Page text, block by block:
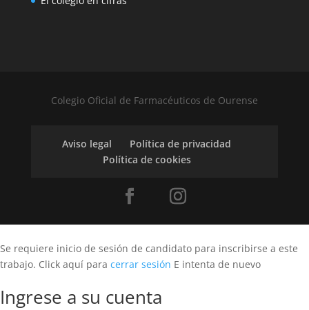
Colegio Oficial de Farmacéuticos de Ourense
Aviso legal
Política de privacidad
Política de cookies
Se requiere inicio de sesión de candidato para inscribirse a este
trabajo. Click aquí para cerrar sesión E intenta de nuevo
Ingrese a su cuenta